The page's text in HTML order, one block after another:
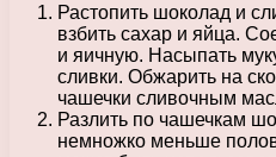
Растопить шоколад и
взбить сахар и яйца.
и яичную. Насыпать
сливки. Обжарить на
чашечки сливочным
Разлить по чашечкам
немножко меньше